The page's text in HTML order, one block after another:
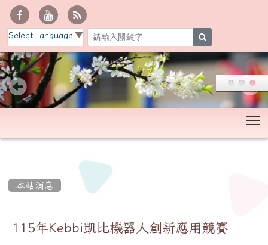
Select Language ▼
本站消息
115年Kebbi凱比機器人創新應用競賽